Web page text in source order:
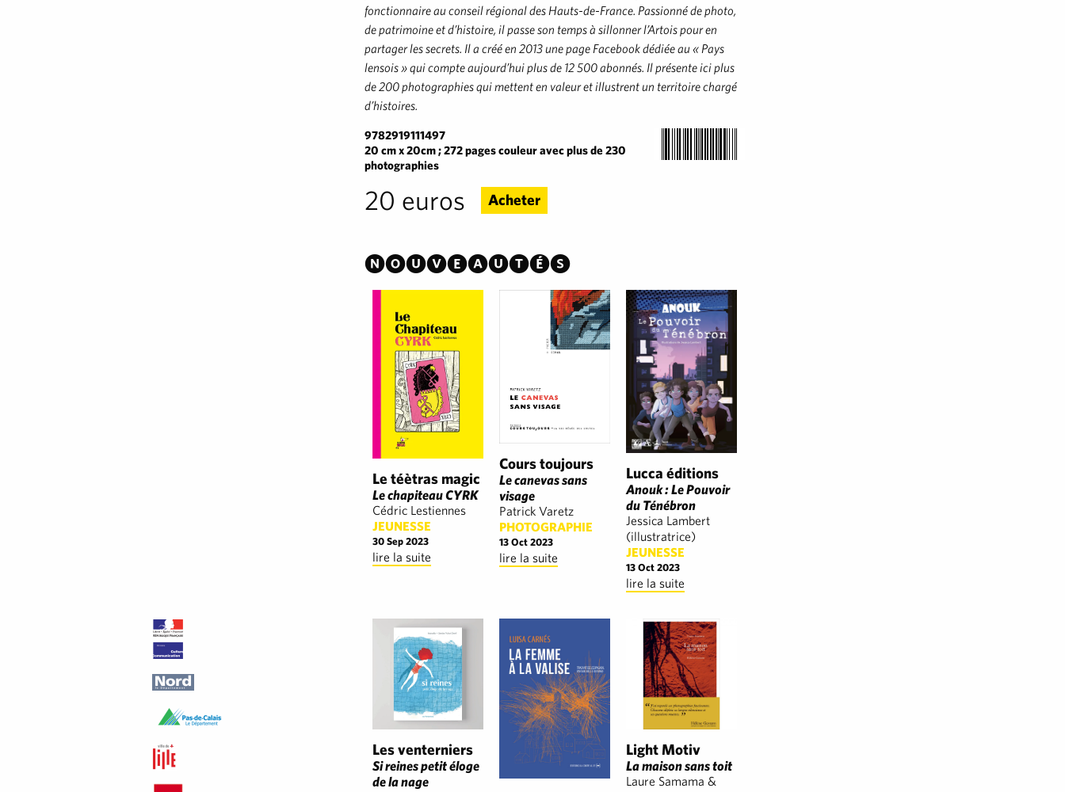
fonctionnaire au conseil régional des Hauts-de-France. Passionné de photo,
de patrimoine et d’histoire, il passe son temps à sillonner l’Artois pour en
partager les secrets. Il a créé en 2013 une page Facebook dédiée au « Pays
lensois » qui compte aujourd’hui plus de 12 500 abonnés. Il présente ici plus
de 200 photographies qui mettent en valeur et illustrent un territoire chargé
d’histoires.
9782919111497
20 cm x 20cm ; 272 pages couleur avec plus de 230
photographies
20 euros Acheter
Nouveautés
Le téètras magic
Le chapiteau CYRK
Cédric Lestiennes
JEUNESSE
30 Sep 2023
lire la suite
Cours toujours
Le canevas sans
visage
Patrick Varetz
PHOTOGRAPHIE
13 Oct 2023
lire la suite
Lucca éditions
Anouk : Le Pouvoir
du Ténébron
Jessica Lambert
(illustratrice)
JEUNESSE
13 Oct 2023
lire la suite
Les venterniers
Si reines petit éloge
de la nage
Light Motiv
La maison sans toit
Laure Samama &